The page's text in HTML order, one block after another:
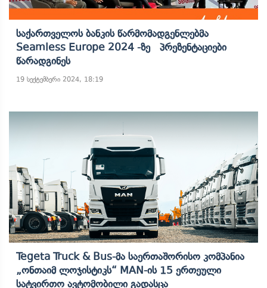
Საქართველოს Ბანკის Წარმომადგენლებმა
Seamless Europe 2024 -ზე Პრეზენტაციები
Წარადგინეს
19 სექტემბერი 2024, 18:19
Tegeta Truck & Bus-Მა Საერთაშორისო Კომპანია
„ონთაიმ Ლოჯისტიკს“ MAN-Ის 15 Ერთეული
Სატვირთო Ავტომობილი Გადასცა